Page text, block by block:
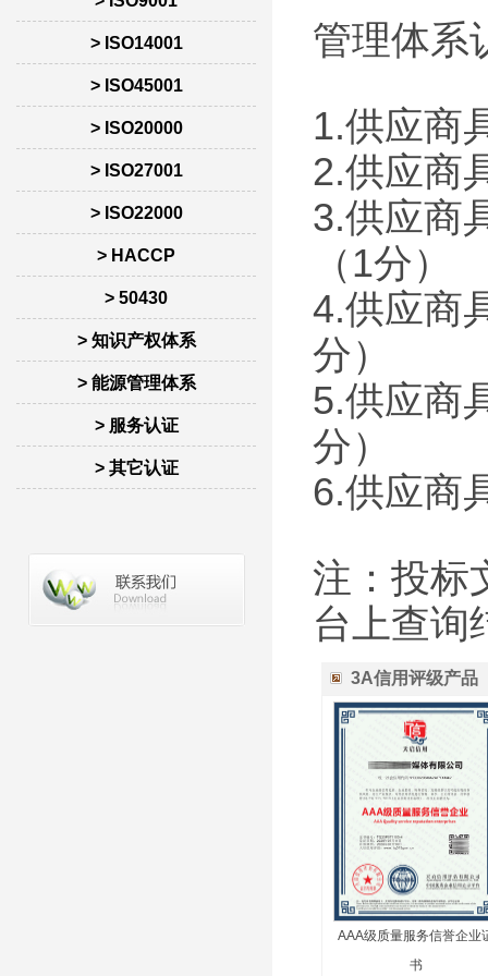
> ISO14001
> ISO45001
> ISO20000
> ISO27001
> ISO22000
> HACCP
> 50430
> 知识产权体系
> 能源管理体系
> 服务认证
> 其它认证
管理体系
1.供应商
2.供应商
3.供应商
（1分）
4.供应商
分）
5.供应商
分）
6.供应商
注：投标
台上查询
3A信用评级产品
AAA级质量服务信誉企业
书